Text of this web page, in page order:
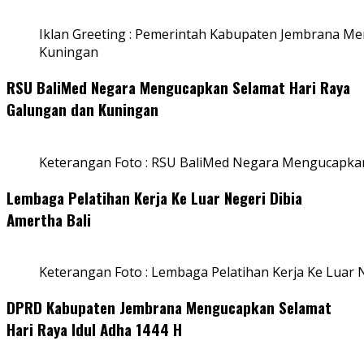
Iklan Greeting : Pemerintah Kabupaten Jembrana
Kuningan
RSU BaliMed Negara Mengucapkan Selamat Hari Raya
Galungan dan Kuningan
Keterangan Foto : RSU BaliMed Negara
Lembaga Pelatihan Kerja Ke Luar Negeri Dibia
Amertha Bali
Keterangan Foto : Lembaga Pelatihan Kerja Ke Luar
DPRD Kabupaten Jembrana Mengucapkan Selamat
Hari Raya Idul Adha 1444 H